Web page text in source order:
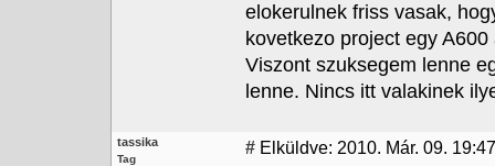
elokerulnek friss vasak,
kovetkezo project egy
Viszont szuksegem lenne
lenne. Nincs itt valakinek
tassika
Tag
# Elküldve: 2010. Már. 09.